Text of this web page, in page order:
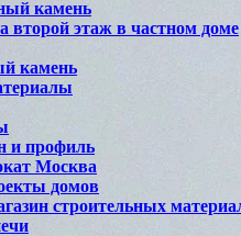
камень
второй этаж в частном доме
камень
и профиль
Москва
домов
строительных